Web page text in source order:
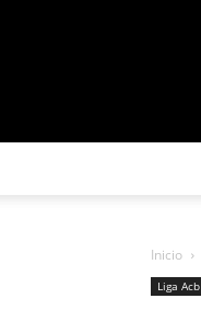
Inicio
Liga Acb